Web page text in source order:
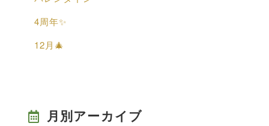
4周年✨
12月🎄
月別アーカイブ